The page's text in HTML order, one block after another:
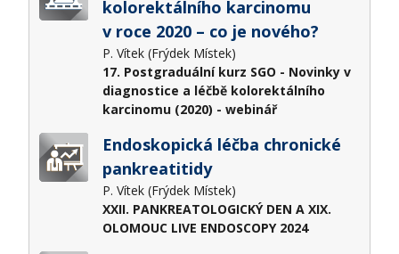
kolorektálního karcinomu
v roce 2020 – co je nového?
P. Vítek (Frýdek Místek)
17. Postgraduální kurz SGO - Novinky v
diagnostice a léčbě kolorektálního
karcinomu (2020) - webinář
Endoskopická léčba chronické
pankreatitidy
P. Vítek (Frýdek Místek)
XXII. PANKREATOLOGICKÝ DEN A XIX.
OLOMOUC LIVE ENDOSCOPY 2024